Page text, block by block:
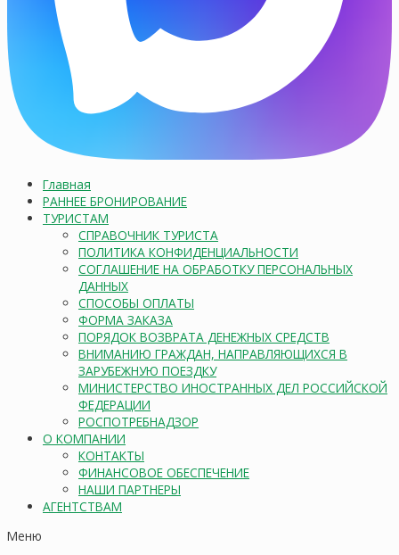
Главная
РАННЕЕ БРОНИРОВАНИЕ
ТУРИСТАМ
СПРАВОЧНИК ТУРИСТА
ПОЛИТИКА КОНФИДЕНЦИАЛЬНОСТИ
СОГЛАШЕНИЕ НА ОБРАБОТКУ ПЕРСОНАЛЬНЫХ
ДАННЫХ
СПОСОБЫ ОПЛАТЫ
ФОРМА ЗАКАЗА
ПОРЯДОК ВОЗВРАТА ДЕНЕЖНЫХ СРЕДСТВ
ВНИМАНИЮ ГРАЖДАН, НАПРАВЛЯЮЩИХСЯ В
ЗАРУБЕЖНУЮ ПОЕЗДКУ
МИНИСТЕРСТВО ИНОСТРАННЫХ ДЕЛ РОССИЙСКОЙ
ФЕДЕРАЦИИ
РОСПОТРЕБНАДЗОР
О КОМПАНИИ
КОНТАКТЫ
ФИНАНСОВОЕ ОБЕСПЕЧЕНИЕ
НАШИ ПАРТНЕРЫ
АГЕНТСТВАМ
Меню